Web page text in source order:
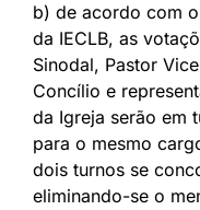
b) de acordo com
da IECLB, as
Sinodal, Pastor
Concílio e
da Igreja serão em
para o mesmo
dois turnos se
eliminando-se o